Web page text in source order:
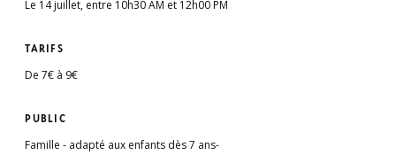
Le 14 juillet, entre 10h30 AM et 12h00 PM
TARIFS
De 7€ à 9€
PUBLIC
Famille - adapté aux enfants dès 7 ans-